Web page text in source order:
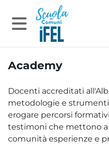
Vai al contenuto principale
Pannello laterale
Academy
Docenti accreditati
metodologie e
erogare percorsi
testimoni che mettono a
comunità esperienze e